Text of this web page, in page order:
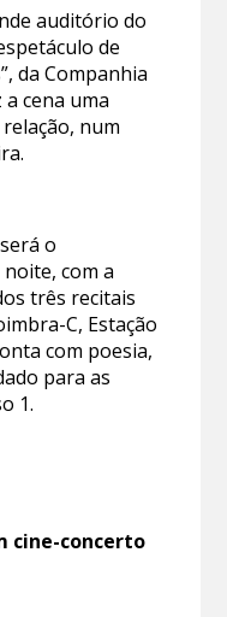
auditório do
de
da Companhia
cena uma
num
o
com a
três recitais
C, Estação
com poesia,
para as
1.
cine-concerto